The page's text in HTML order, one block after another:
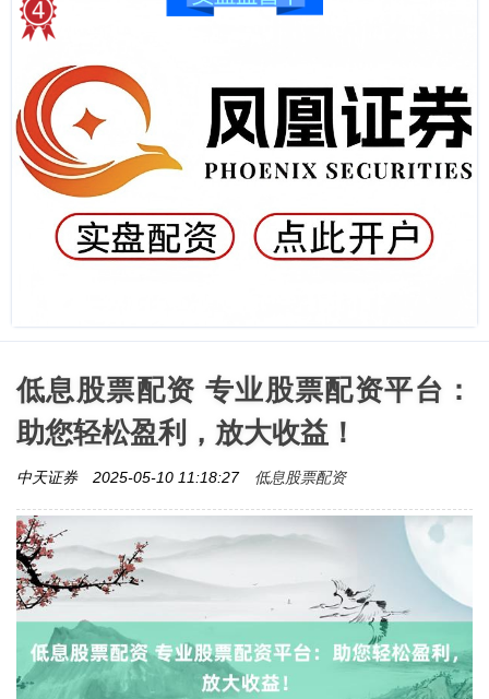
低息股票配资 专业股票配资平台：
助您轻松盈利，放大收益！
中天证券 2025-05-10 11:18:27 低息股票配资